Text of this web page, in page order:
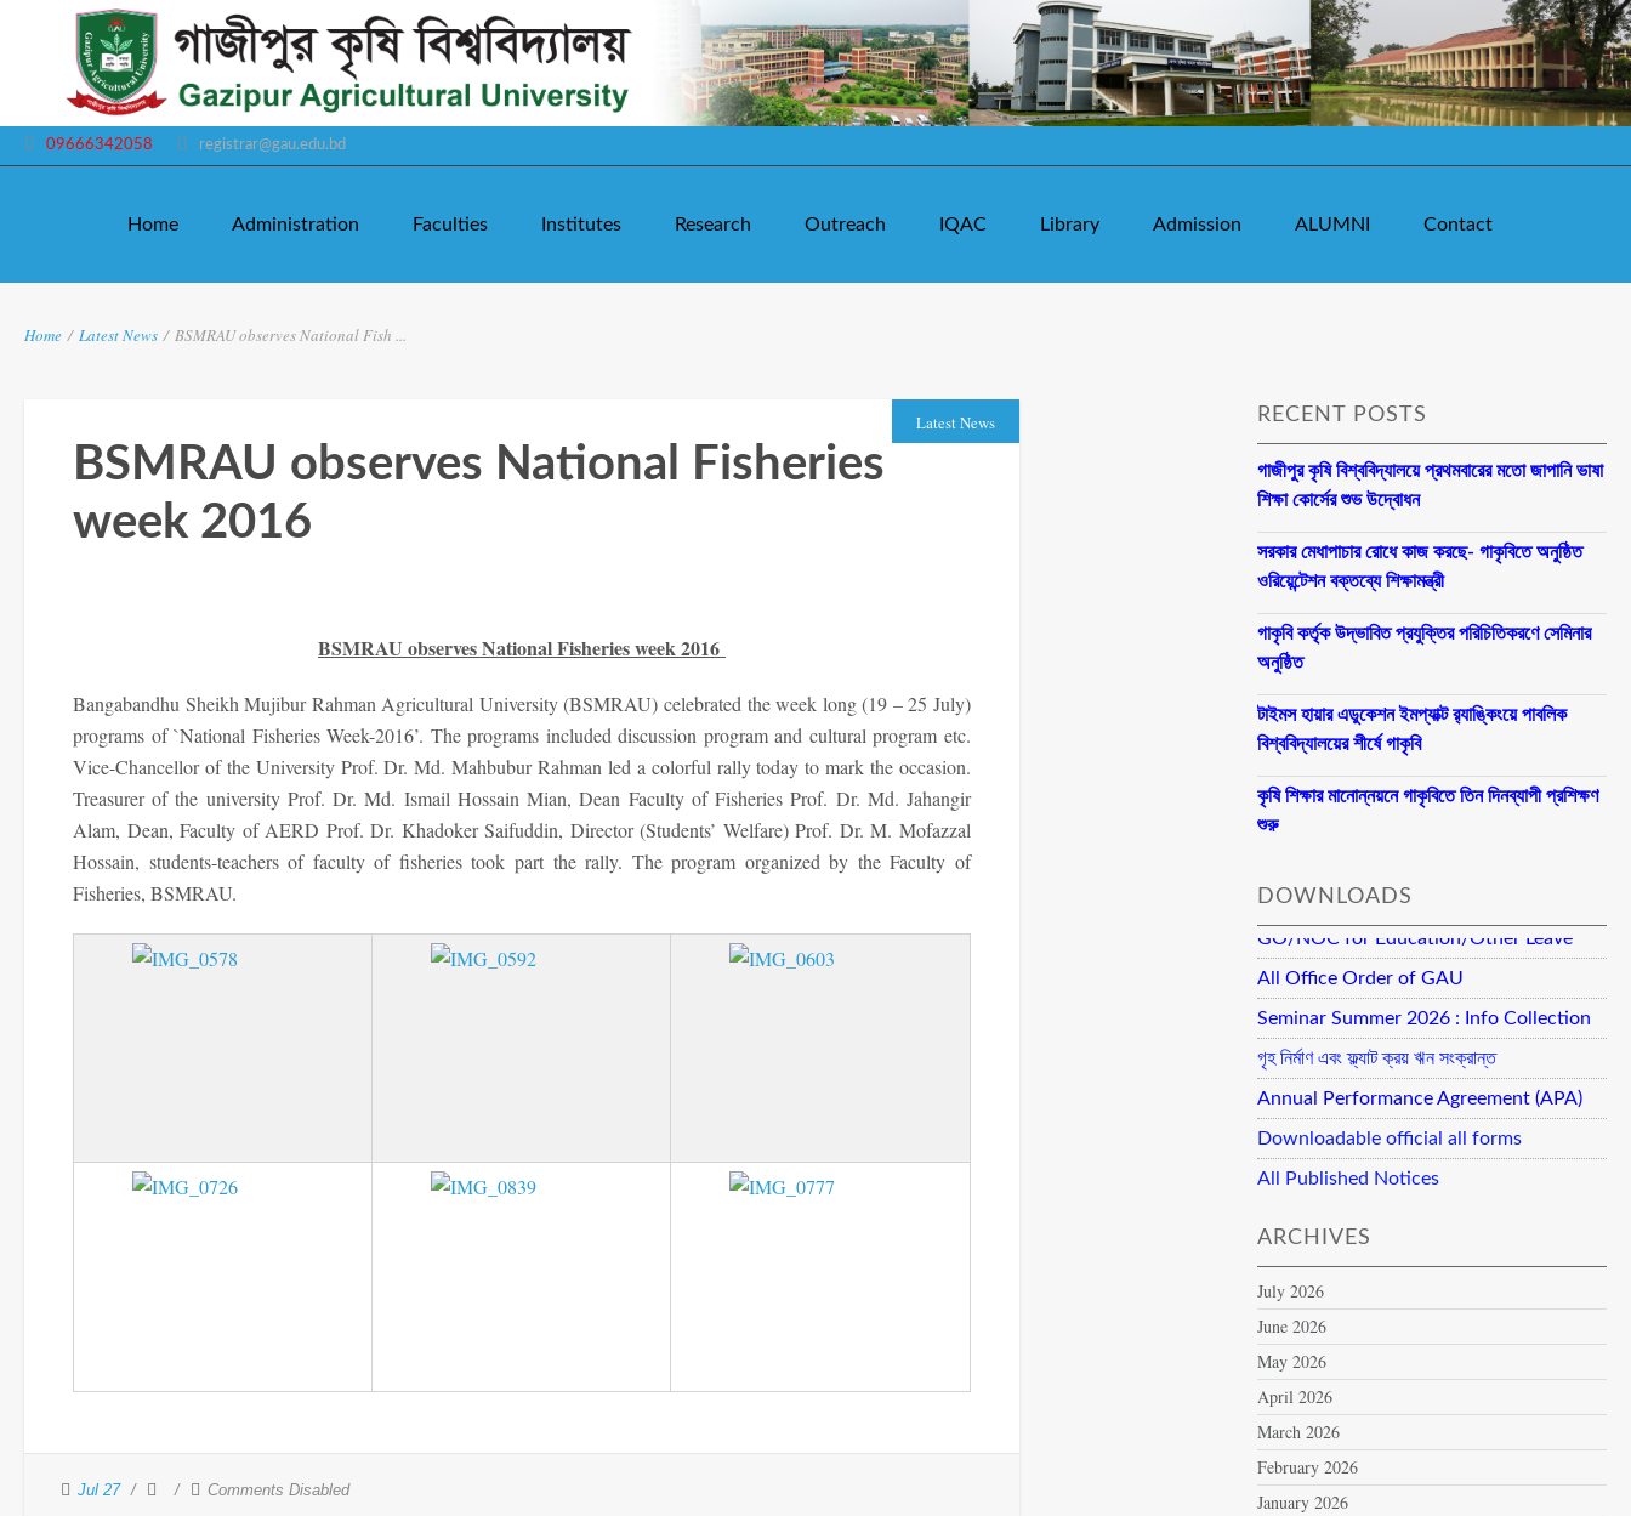
09666342058 registrar@gau.edu.bd
Home Administration Faculties Institutes Research Outreach IQAC Library Admission ALUMNI Contact
Home / Latest News / BSMRAU observes National Fish ...
Latest News
BSMRAU observes National Fisheries
week 2016
BSMRAU observes National Fisheries week 2016
Bangabandhu Sheikh Mujibur Rahman Agricultural University (BSMRAU) celebrated the week long (19 – 25 July)
programs of `National Fisheries Week-2016’. The programs included discussion program and cultural program etc.
Vice-Chancellor of the University Prof. Dr. Md. Mahbubur Rahman led a colorful rally today to mark the occasion.
Treasurer of the university Prof. Dr. Md. Ismail Hossain Mian, Dean Faculty of Fisheries Prof. Dr. Md. Jahangir
Alam, Dean, Faculty of AERD Prof. Dr. Khadoker Saifuddin, Director (Students’ Welfare) Prof. Dr. M. Mofazzal
Hossain, students-teachers of faculty of fisheries took part the rally. The program organized by the Faculty of
Fisheries, BSMRAU.
Jul 27 Comments Disabled
RECENT POSTS
গাজীপুর কৃষি বিশ্ববিদ্যালয়ে প্রথমবারের মতো জাপানি ভাষা
শিক্ষা কোর্সের শুভ উদ্বোধন
সরকার মেধাপাচার রোধে কাজ করছে- গাকৃবিতে অনুষ্ঠিত
ওরিয়েন্টেশন বক্তব্যে শিক্ষামন্ত্রী
গাকৃবি কর্তৃক উদ্ভাবিত প্রযুক্তির পরিচিতিকরণে সেমিনার
অনুষ্ঠিত
টাইমস হায়ার এডুকেশন ইমপ্যাক্ট র‍্যাঙ্কিংয়ে পাবলিক
বিশ্ববিদ্যালয়ের শীর্ষে গাকৃবি
কৃষি শিক্ষার মানোন্নয়নে গাকৃবিতে তিন দিনব্যাপী প্রশিক্ষণ
শুরু
DOWNLOADS
GO/NOC for Education/Other Leave
All Office Order of GAU
Seminar Summer 2026 : Info Collection
গৃহ নির্মাণ এবং ফ্ল্যাট ক্রয় ঋন সংক্রান্ত
Annual Performance Agreement (APA)
Downloadable official all forms
All Published Notices
ARCHIVES
July 2026
June 2026
May 2026
April 2026
March 2026
February 2026
January 2026